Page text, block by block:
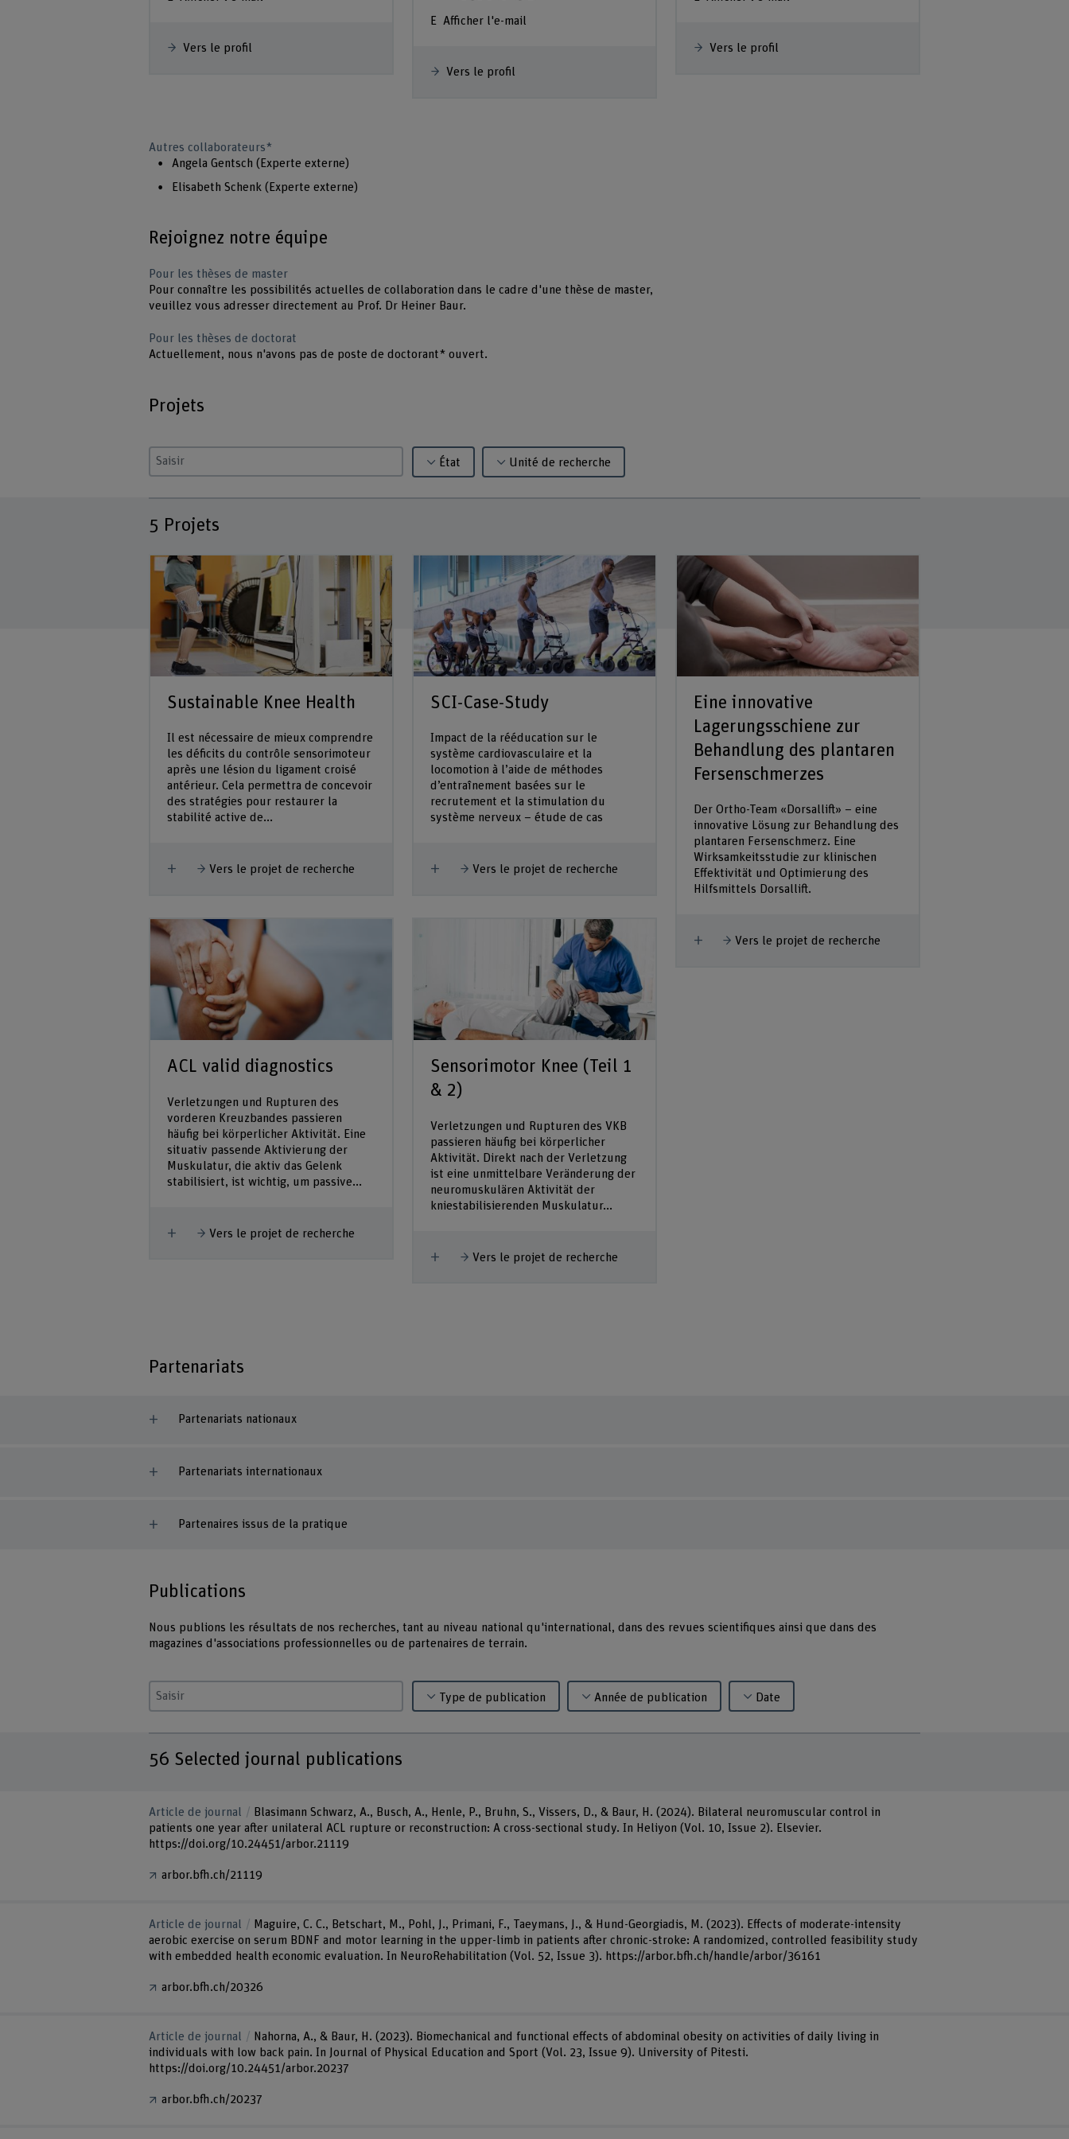
Vers le profil
Afficher l'e-mail
Vers le profil
Vers le profil
Autres collaborateurs*
Angela Gentsch (Experte externe)
Elisabeth Schenk (Experte externe)
Rejoignez notre équipe
Pour les thèses de master
Pour connaître les possibilités actuelles de collaboration dans le cadre d'une thèse de master,
veuillez vous adresser directement au Prof. Dr Heiner Baur.
Pour les thèses de doctorat
Actuellement, nous n'avons pas de poste de doctorant* ouvert.
Projets
Saisir un terme État Unité de recherche
5 Projets
Sustainable Knee Health
Il est nécessaire de mieux comprendre
les déficits du contrôle sensorimoteur
après une lésion du ligament croisé
antérieur. Cela permettra de concevoir
des stratégies pour restaurer la
stabilité active de...
Afficher plus
Vers le projet de recherche
ACL valid diagnostics
Verletzungen und Rupturen des
vorderen Kreuzbandes passieren
häufig bei körperlicher Aktivität. Eine
situativ passende Aktivierung der
Muskulatur, die aktiv das Gelenk
stabilisiert, ist wichtig, um passive...
Afficher plus
Vers le projet de recherche
SCI-Case-Study
Impact de la rééducation sur le
système cardiovasculaire et la
locomotion à l’aide de méthodes
d’entraînement basées sur le
recrutement et la stimulation du
système nerveux – étude de cas
Afficher plus
Vers le projet de recherche
Sensorimotor Knee (Teil 1
& 2)
Verletzungen und Rupturen des VKB
passieren häufig bei körperlicher
Aktivität. Direkt nach der Verletzung
ist eine unmittelbare Veränderung der
neuromuskulären Aktivität der
kniestabilisierenden Muskulatur...
Afficher plus
Vers le projet de recherche
Eine innovative
Lagerungsschiene zur
Behandlung des plantaren
Fersenschmerzes
Der Ortho-Team «Dorsallift» – eine
innovative Lösung zur Behandlung des
plantaren Fersenschmerz. Eine
Wirksamkeitsstudie zur klinischen
Effektivität und Optimierung des
Hilfsmittels Dorsallift.
Afficher plus
Vers le projet de recherche
Partenariats
Partenariats nationaux
Partenariats internationaux
Partenaires issus de la pratique
Publications
Nous publions les résultats de nos recherches, tant au niveau national qu'international, dans des revues scientifiques ainsi que dans des
magazines d'associations professionnelles ou de partenaires de terrain.
Saisir un terme Type de publication Année de publication Date
56 Selected journal publications
Article de journal
Blasimann Schwarz, A., Busch, A., Henle, P., Bruhn, S., Vissers, D., & Baur, H. (2024). Bilateral neuromuscular control in
patients one year after unilateral ACL rupture or reconstruction: A cross-sectional study. In Heliyon (Vol. 10, Issue 2). Elsevier.
https://doi.org/10.24451/arbor.21119
arbor.bfh.ch/21119
Article de journal
Maguire, C. C., Betschart, M., Pohl, J., Primani, F., Taeymans, J., & Hund-Georgiadis, M. (2023). Effects of moderate-intensity
aerobic exercise on serum BDNF and motor learning in the upper-limb in patients after chronic-stroke: A randomized, controlled feasibility study
with embedded health economic evaluation. In NeuroRehabilitation (Vol. 52, Issue 3). https://arbor.bfh.ch/handle/arbor/36161
arbor.bfh.ch/20326
Article de journal
Nahorna, A., & Baur, H. (2023). Biomechanical and functional effects of abdominal obesity on activities of daily living in
individuals with low back pain. In Journal of Physical Education and Sport (Vol. 23, Issue 9). University of Pitesti.
https://doi.org/10.24451/arbor.20237
arbor.bfh.ch/20237